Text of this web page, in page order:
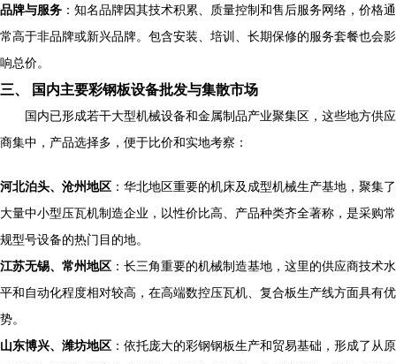
品牌与服务 ：知名品牌因其技术积累、质量控制和售后服务网络，价格通
常高于非品牌或新兴品牌。包含安装、培训、长期保修的服务套餐也会影
响总价。
三、 国内主要彩钢板设备批发与集散市场
国内已形成若干大型机械设备和金属制品产业聚集区，这些地方供应
商集中，产品选择多，便于比价和实地考察：
河北泊头、沧州地区 ：华北地区重要的机床及成型机械生产基地，聚集了
大量中小型压瓦机制造企业，以性价比高、产品种类齐全著称，是采购常
规型号设备的热门目的地。
江苏无锡、常州地区 ：长三角重要的机械制造基地，这里的供应商技术水
平和自动化程度相对较高，在高端数控压瓦机、复合板生产线方面具有优
势。
山东博兴、潍坊地区 ：依托庞大的彩钢钢板生产和贸易基础，形成了从原